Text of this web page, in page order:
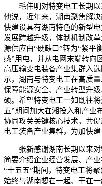
毛伟明对特变电工长期
他说，近年来，湖南聚焦解决
快建设具有湖南特色的新型
发展跨越升级，体制机制改
源供应由“硬缺口”转为“紧平
感”用电，并从电网末端转向
高压输变电装备产业集群入
示，湖南与特变电工在高质
保障能源安全、产业转型升
硕。希望特变电工一如既往
五”期间加大在湘投入和产业
协同攻关关键核心技术，共
电工装备产业集群，为加快建
张新感谢湖南长期以来
简要介绍企业经营发展、产
“十五五”期间，特变电工将
始终与湖南想在一起、干在